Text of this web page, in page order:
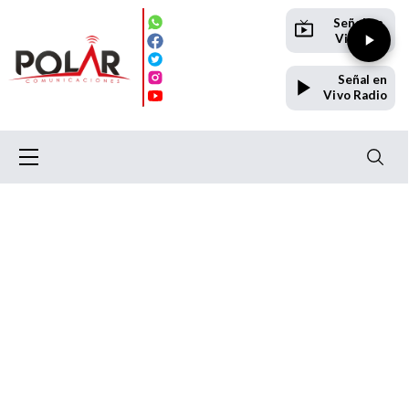
Señal en
Vivo TV
Señal en
Vivo Radio